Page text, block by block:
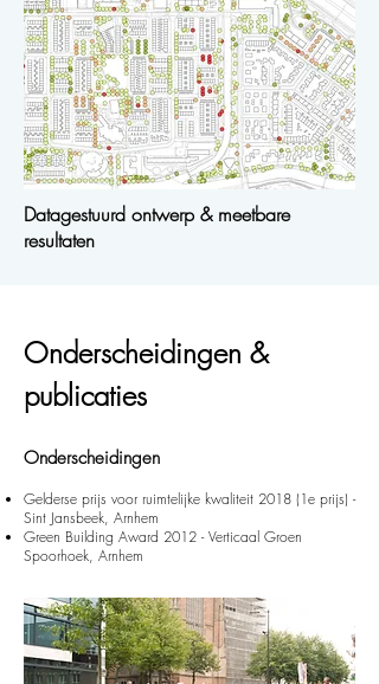
Datagestuurd ontwerp & meetbare
resultaten
Onderscheidingen &
publicaties
Onderscheidingen
Gelderse prijs voor ruimtelijke kwaliteit 2018 (1e prijs) -
Sint Jansbeek, Arnhem
Green Building Award 2012 - Verticaal Groen
Spoorhoek, Arnhem​